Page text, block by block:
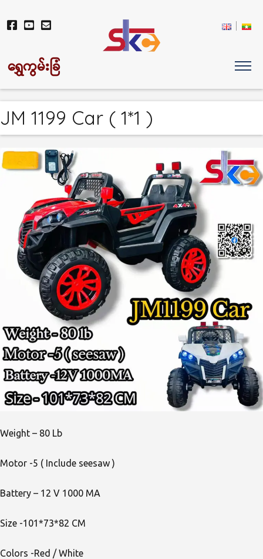
ရွှေကွမ်းခြံ
JM 1199 Car ( 1*1 )
Weight – 80 Lb
Motor -5 ( Include seesaw )
Battery – 12 V 1000 MA
Size -101*73*82 CM
Colors -Red / White